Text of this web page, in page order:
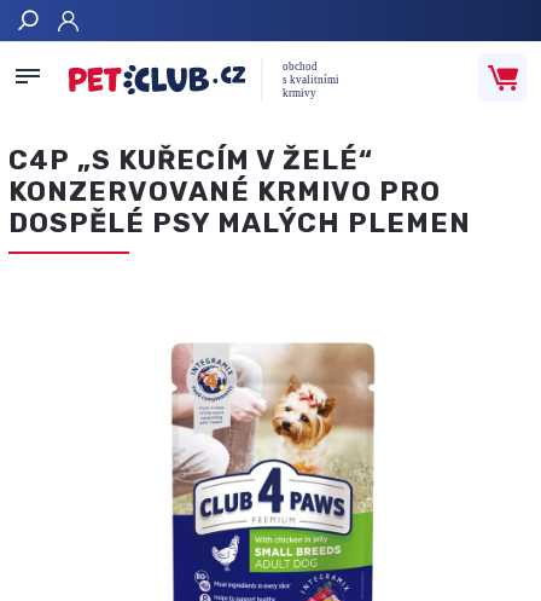
Hledat
C4P „S KUŘECÍM V ŽELÉ“
KONZERVOVANÉ KRMIVO PRO
DOSPĚLÉ PSY MALÝCH PLEMEN